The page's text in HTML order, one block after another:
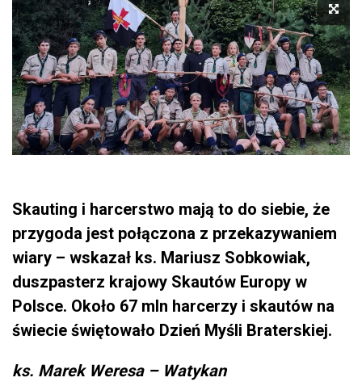
Skauting i harcerstwo mają to do siebie, że
przygoda jest połączona z przekazywaniem
wiary – wskazał ks. Mariusz Sobkowiak,
duszpasterz krajowy Skautów Europy w
Polsce. Około 67 mln harcerzy i skautów na
świecie świętowało Dzień Myśli Braterskiej.
ks. Marek Weresa – Watykan